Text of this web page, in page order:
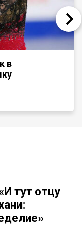
в
тут отцу